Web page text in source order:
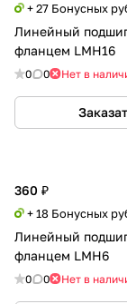
+ 27 Бонусных
Линейный
фланцем LMH16
0 0 Нет в
360 ₽
+ 18 Бонусных
Линейный
фланцем LMH6
0 0 Нет в